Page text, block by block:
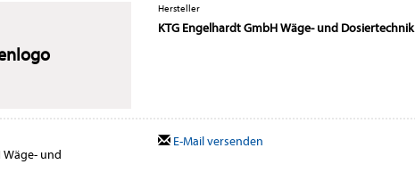
Hersteller
KTG Engelhardt GmbH Wäge- und Dosiertechnik
Wäge- und
E-Mail versenden